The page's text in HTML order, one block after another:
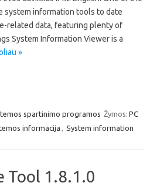
system information tools to date
related data, featuring plenty of
System Information Viewer is a
»
spartinimo programos Žymos: PC
informacija System information
Tool 1.8.1.0